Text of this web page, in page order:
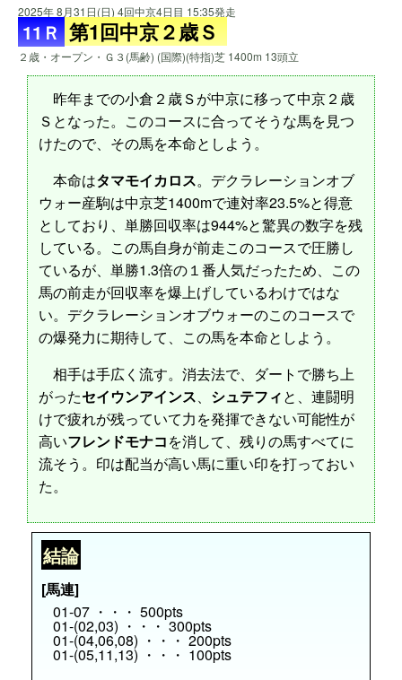
2025年 8月31日(日) 4回中京4日目 15:35発走
11Ｒ 第1回中京２歳Ｓ
２歳・オープン・Ｇ３(馬齢) (国際)(特指)芝 1400m 13頭立
昨年までの小倉２歳Ｓが中京に移って中京２歳
Ｓとなった。このコースに合ってそうな馬を見つ
けたので、その馬を本命としよう。
本命はタマモイカロス。デクラレーションオブ
ウォー産駒は中京芝1400mで連対率23.5%と得意
としており、単勝回収率は944%と驚異の数字を残
している。この馬自身が前走このコースで圧勝し
ているが、単勝1.3倍の１番人気だったため、この
馬の前走が回収率を爆上げしているわけではな
い。デクラレーションオブウォーのこのコースで
の爆発力に期待して、この馬を本命としよう。
相手は手広く流す。消去法で、ダートで勝ち上
がったセイウンアインス、 シュテフィと、連闘明
けで疲れが残っていて力を発揮できない可能性が
高いフレンドモナコを消して、残りの馬すべてに
流そう。印は配当が高い馬に重い印を打っておい
た。
結論
[馬連]
01-07 ・・・ 500pts
01-(02,03) ・・・ 300pts
01-(04,06,08) ・・・ 200pts
01-(05,11,13) ・・・ 100pts